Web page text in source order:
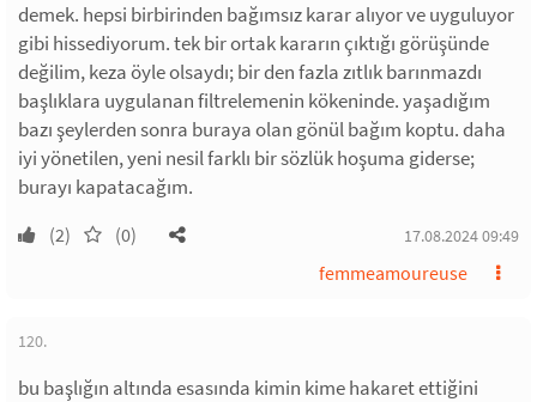
demek. hepsi birbirinden bağımsız karar alıyor ve uyguluyor
gibi hissediyorum. tek bir ortak kararın çıktığı görüşünde
değilim, keza öyle olsaydı; bir den fazla zıtlık barınmazdı
başlıklara uygulanan filtrelemenin kökeninde. yaşadığım
bazı şeylerden sonra buraya olan gönül bağım koptu. daha
iyi yönetilen, yeni nesil farklı bir sözlük hoşuma giderse;
burayı kapatacağım.
(2) (0) 17.08.2024 09:49
femmeamoureuse
120.
bu başlığın altında esasında kimin kime hakaret ettiğini